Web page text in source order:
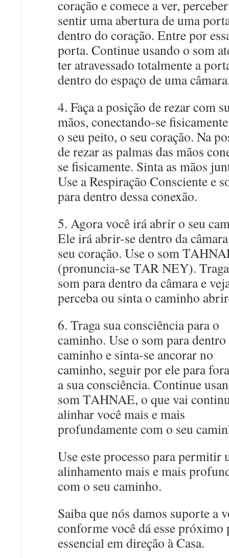
coração e comece a ver,
sentir uma abertura de uma
dentro do coração. Entre por
porta. Continue usando o som
ter atravessado totalmente a
dentro do espaço de uma
4. Faça a posição de rezar com
mãos, conectando-se
o seu peito, o seu coração. Na
de rezar as palmas das mãos
se fisicamente. Sinta as mãos
Use a Respiração Consciente e
para dentro dessa conexão.
5. Agora você irá abrir o seu
Ele irá abrir-se dentro da
seu coração. Use o som
(pronuncia-se TAR NEY).
som para dentro da câmara e
perceba ou sinta o caminho
6. Traga sua consciência para o
caminho. Use o som para
caminho e sinta-se ancorar no
caminho, seguir por ele para
a sua consciência. Continue
som TAHNAE, o que vai
alinhar você mais e mais
profundamente com o seu
Use este processo para permitir
alinhamento mais e mais
com o seu caminho.
Saiba que nós damos suporte a
conforme você dá esse próximo
essencial em direção à Casa.